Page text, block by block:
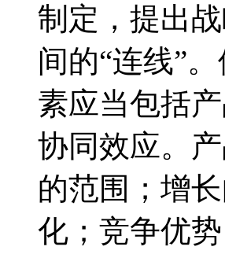
制定，提出
间的“连线”
素应当包括
协同效应。
的范围；增
化；竞争优